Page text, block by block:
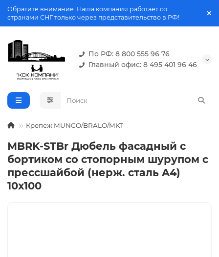
Обратите внимание. Наша компания работает со
странами СНГ только через представительство в РФ!
По РФ: 8 800 555 96 76
Главный офис: 8 495 401 96 46
Крепеж MUNGO/BRALO/MKT
MBRK-STBr Дюбель фасадный с
бортиком со стопорным шурупом с
прессшайбой (нерж. сталь A4)
10х100